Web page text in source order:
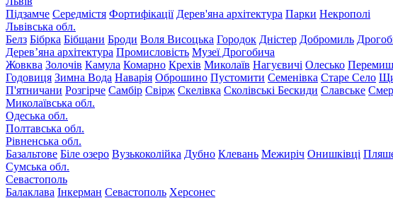
Підзамче Середмістя Фортифікації Дерев'яна архітектура Парки Некрополі
Львівська обл.
Белз Бібрка Бібщани Броди Воля Висоцька Городок Дністер Добромиль
Дерев’яна архітектура Промисловість Музеї Дрогобича
Жовква Золочів Камула Комарно Крехів Миколаїв Нагуєвичі Олесько
Годовиця Зимна Вода Наварія Оброшино Пустомити Семенівка Старе Село
П'ятничани Розгірче Самбір Свірж Скелівка Сколівські Бескиди Славське
Миколаївська обл.
Одеська обл.
Полтавська обл.
Рівненська обл.
Базальтове Біле озеро Вузькоколійка Дубно Клевань Межиріч Онишківці
Сумська обл.
Севастополь
Балаклава Інкерман Севастополь Херсонес